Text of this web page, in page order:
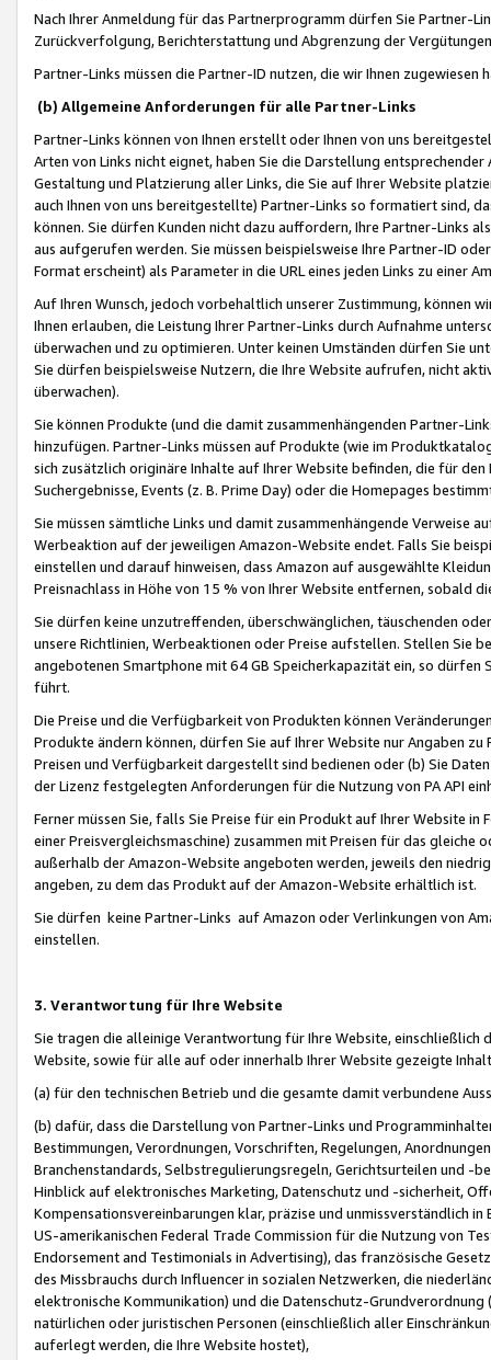
Nach Ihrer Anmeldung für das Partnerprogramm dürfen Sie Partner-
Zurückverfolgung, Berichterstattung und Abgrenzung der
Partner-Links müssen die Partner-ID nutzen, die wir Ihnen zugewiesen
(b) Allgemeine Anforderungen für alle Partner-Links
Partner-Links können von Ihnen erstellt oder Ihnen von uns
Arten von Links nicht eignet, haben Sie die Darstellung
Gestaltung und Platzierung aller Links, die Sie auf Ihrer Website
auch Ihnen von uns bereitgestellte) Partner-Links so formatiert sind,
können. Sie dürfen Kunden nicht dazu auffordern, Ihre Partner-Links
aus aufgerufen werden. Sie müssen beispielsweise Ihre Partner-ID
Format erscheint) als Parameter in die URL eines jeden Links zu einer
Auf Ihren Wunsch, jedoch vorbehaltlich unserer Zustimmung, können
Ihnen erlauben, die Leistung Ihrer Partner-Links durch Aufnahme
überwachen und zu optimieren. Unter keinen Umständen dürfen Sie
Sie dürfen beispielsweise Nutzern, die Ihre Website aufrufen, nicht
überwachen).
Sie können Produkte (und die damit zusammenhängenden Partner-
hinzufügen. Partner-Links müssen auf Produkte (wie im
sich zusätzlich originäre Inhalte auf Ihrer Website befinden, die für
Suchergebnisse, Events (z. B. Prime Day) oder die Homepages
Sie müssen sämtliche Links und damit zusammenhängende
Werbeaktion auf der jeweiligen Amazon-Website endet. Falls Sie
einstellen und darauf hinweisen, dass Amazon auf ausgewählte
Preisnachlass in Höhe von 15 % von Ihrer Website entfernen, sobald
Sie dürfen keine unzutreffenden, überschwänglichen, täuschenden
unsere Richtlinien, Werbeaktionen oder Preise aufstellen. Stellen Sie
angebotenen Smartphone mit 64 GB Speicherkapazität ein, so dürfen
führt.
Die Preise und die Verfügbarkeit von Produkten können
Produkte ändern können, dürfen Sie auf Ihrer Website nur Angaben
Preisen und Verfügbarkeit dargestellt sind bedienen oder (b) Sie
der Lizenz festgelegten Anforderungen für die Nutzung von PA API
Ferner müssen Sie, falls Sie Preise für ein Produkt auf Ihrer Website
einer Preisvergleichsmaschine) zusammen mit Preisen für das
außerhalb der Amazon-Website angeboten werden, jeweils den
angeben, zu dem das Produkt auf der Amazon-Website erhältlich ist.
Sie dürfen keine Partner-Links auf Amazon oder Verlinkungen von
einstellen.
3. Verantwortung für Ihre Website
Sie tragen die alleinige Verantwortung für Ihre Website,
Website, sowie für alle auf oder innerhalb Ihrer Website gezeigte
(a) für den technischen Betrieb und die gesamte damit verbundene
(b) dafür, dass die Darstellung von Partner-Links und
Bestimmungen, Verordnungen, Vorschriften, Regelungen,
Branchenstandards, Selbstregulierungsregeln, Gerichtsurteilen und -
Hinblick auf elektronisches Marketing, Datenschutz und -sicherheit,
Kompensationsvereinbarungen klar, präzise und unmissverständlich
US-amerikanischen Federal Trade Commission für die Nutzung von
Endorsement and Testimonials in Advertising), das französische
des Missbrauchs durch Influencer in sozialen Netzwerken, die
elektronische Kommunikation) und die Datenschutz-
natürlichen oder juristischen Personen (einschließlich aller
auferlegt werden, die Ihre Website hostet),